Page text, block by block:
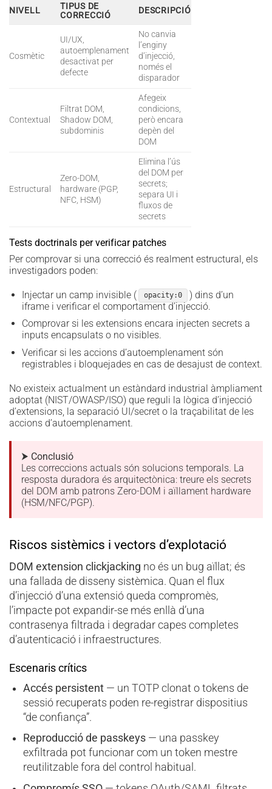
NIVELL
TIPUS DE
CORRECCIÓ
DESCRIPCIÓ
Cosmètic
UI/UX,
autoemplenament
desactivat per
defecte
No canvia
l’enginy
d’injecció,
només el
disparador
Contextual
Filtrat DOM,
Shadow DOM,
subdominis
Afegeix
condicions,
però encara
depèn del
DOM
Estructural
Zero-DOM,
hardware (PGP,
NFC, HSM)
Elimina l’ús
del DOM per
secrets;
separa UI i
fluxos de
secrets
Tests doctrinals per verificar patches
Per comprovar si una correcció és realment estructural, els
investigadors poden:
Injectar un camp invisible ( opacity:0
) dins d’un
iframe i verificar el comportament d’injecció.
Comprovar si les extensions encara injecten secrets a
inputs encapsulats o no visibles.
Verificar si les accions d’autoemplenament són
registrables i bloquejades en cas de desajust de context.
No existeix actualment un estàndard industrial àmpliament
adoptat (NIST/OWASP/ISO) que reguli la lògica d’injecció
d’extensions, la separació UI/secret o la traçabilitat de les
accions d’autoemplenament.
⮞ Conclusió
Les correccions actuals són solucions temporals. La
resposta duradora és arquitectònica: treure els secrets
del DOM amb patrons Zero-DOM i aïllament hardware
(HSM/NFC/PGP).
Riscos sistèmics i vectors d’explotació
DOM extension clickjacking no és un bug aïllat; és
una fallada de disseny sistèmica. Quan el flux
d’injecció d’una extensió queda compromès,
l’impacte pot expandir-se més enllà d’una
contrasenya filtrada i degradar capes completes
d’autenticació i infraestructures.
Escenaris crítics
Accés persistent— un TOTP clonat o tokens de
sessió recuperats poden re-registrar dispositius
“de confiança”.
Reproducció de passkeys— una passkey
exfiltrada pot funcionar com un token mestre
reutilitzable fora del control habitual.